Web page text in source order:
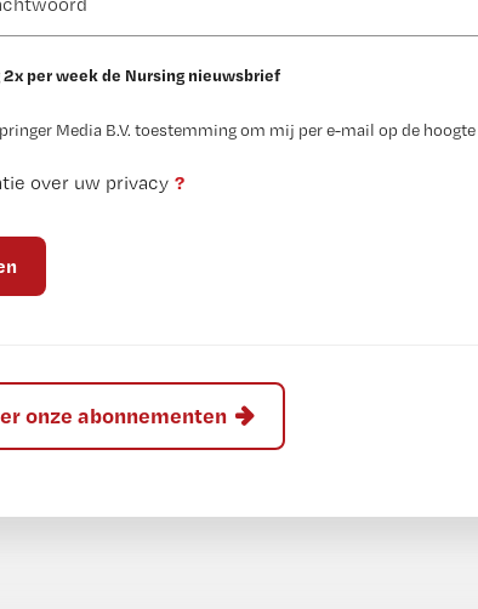
2x per week de Nursing nieuwsbrief
Media B.V. toestemming om mij per e-mail op de
over uw privacy ?
onze abonnementen